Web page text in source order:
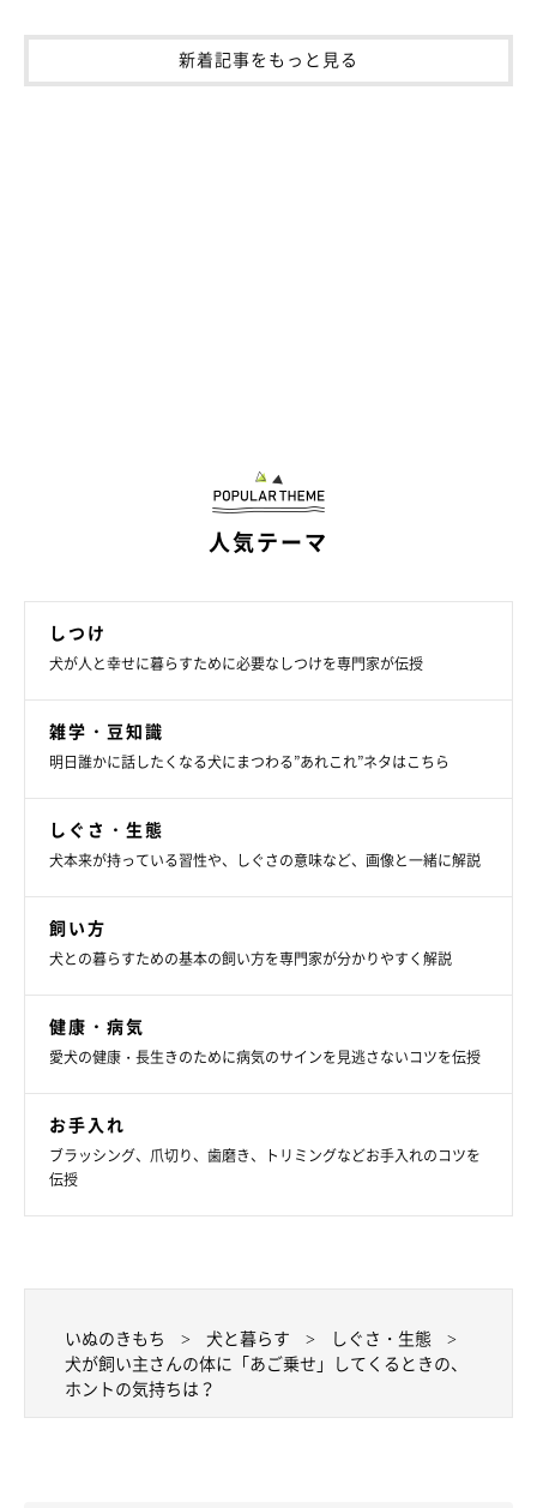
（監修：いぬのきもち・ねこのきもち獣医師相談室 担当獣医
新着記事をもっと見る
人気テーマ
しつけ
犬が人と幸せに暮らすために必要なしつけを専門家が伝授
雑学・豆知識
明日誰かに話したくなる犬にまつわる”あれこれ”ネタはこちら
しぐさ・生態
犬本来が持っている習性や、しぐさの意味など、画像と一緒に解説
飼い方
犬との暮らすための基本の飼い方を専門家が分かりやすく解説
健康・病気
愛犬の健康・長生きのために病気のサインを見逃さないコツを伝授
お手入れ
ブラッシング、爪切り、歯磨き、トリミングなどお手入れのコツを
伝授
いぬのきもち 犬と暮らす
しぐさ・生態
犬が飼い主さんの体に「あご乗せ」してくるときの、
ホントの気持ちは？